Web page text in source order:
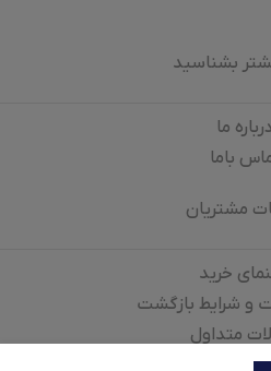
بشناسید
درباره‌ ما
باما
مشتریان
خرید
و شرایط بازگشت
متداول